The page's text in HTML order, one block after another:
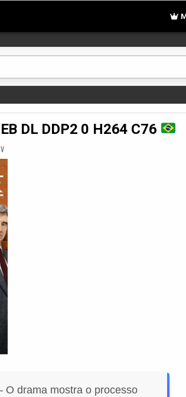
DL DDP2 0 H264 C76
drama mostra o processo